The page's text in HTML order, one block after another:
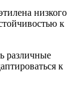
низкого
к
различные
к